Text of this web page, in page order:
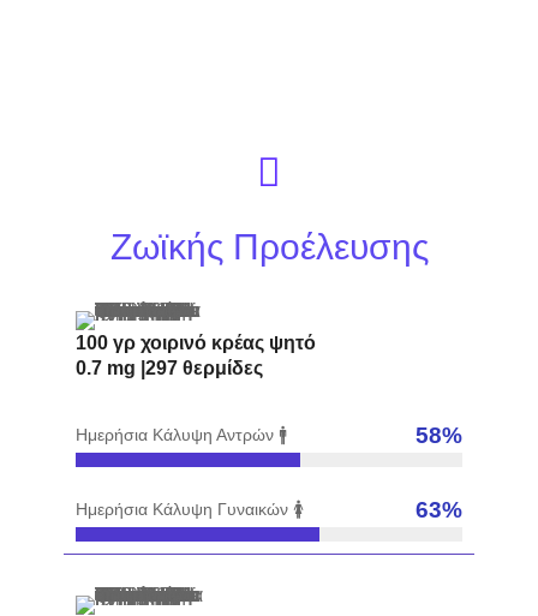
Ζωϊκής Προέλευσης
100 γρ χοιρινό κρέας ψητό
0.7 mg |297 θερμίδες
Ημερήσια Κάλυψη Αντρών 🚹 58%
Ημερήσια Κάλυψη Γυναικών 🚺 63%